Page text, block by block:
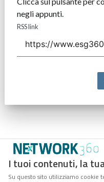
I tuoi contenuti, la
Su questo sito utilizziamo cookie
negli appunti.
RSS link